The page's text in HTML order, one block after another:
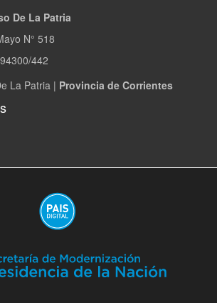
De La Patria
N° 518
442
La Patria | Provincia de Corrientes